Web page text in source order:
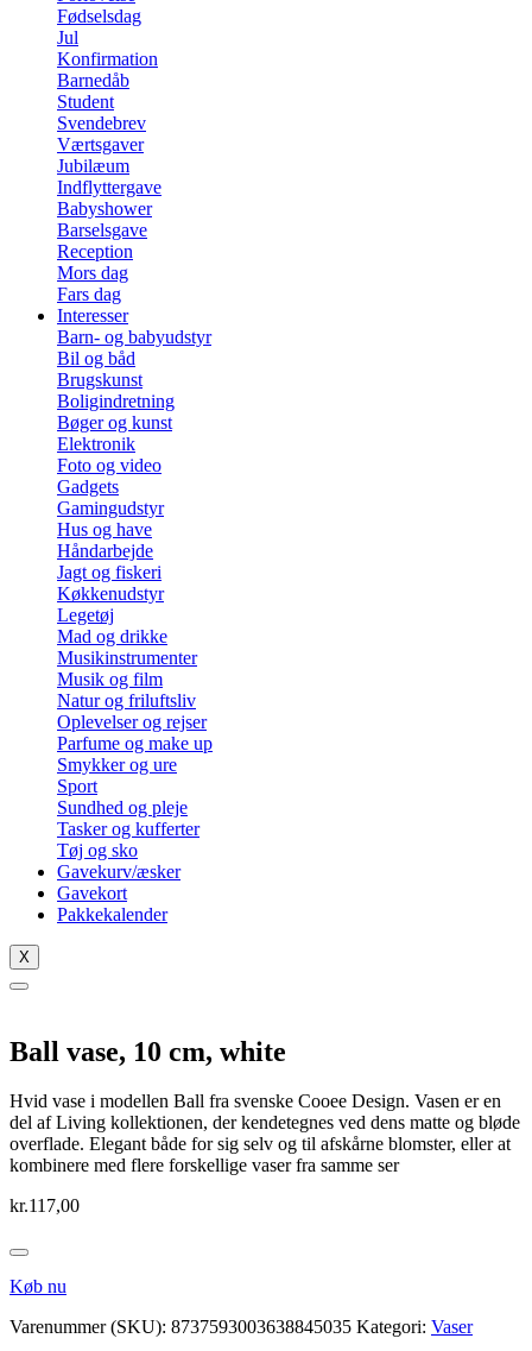
Fødselsdag
Jul
Konfirmation
Barnedåb
Student
Svendebrev
Værtsgaver
Jubilæum
Indflyttergave
Babyshower
Barselsgave
Reception
Mors dag
Fars dag
Interesser
Barn- og babyudstyr
Bil og båd
Brugskunst
Boligindretning
Bøger og kunst
Elektronik
Foto og video
Gadgets
Gamingudstyr
Hus og have
Håndarbejde
Jagt og fiskeri
Køkkenudstyr
Legetøj
Mad og drikke
Musikinstrumenter
Musik og film
Natur og friluftsliv
Oplevelser og rejser
Parfume og make up
Smykker og ure
Sport
Sundhed og pleje
Tasker og kufferter
Tøj og sko
Gavekurv/æsker
Gavekort
Pakkekalender
X
Ball vase, 10 cm, white
Hvid vase i modellen Ball fra svenske Cooee Design. Vasen er en
del af Living kollektionen, der kendetegnes ved dens matte og bløde
overflade. Elegant både for sig selv og til afskårne blomster, eller at
kombinere med flere forskellige vaser fra samme ser
kr.117,00
Køb nu
Varenummer (SKU): 8737593003638845035 Kategori: Vaser